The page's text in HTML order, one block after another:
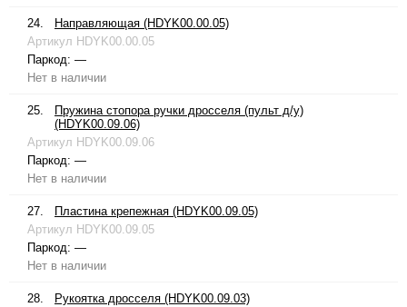
24.
Направляющая (HDYK00.00.05)
Артикул HDYK00.00.05
Паркод: —
Нет в наличии
25.
Пружина стопора ручки дросселя (пульт д/у)
(HDYK00.09.06)
Артикул HDYK00.09.06
Паркод: —
Нет в наличии
27.
Пластина крепежная (HDYK00.09.05)
Артикул HDYK00.09.05
Паркод: —
Нет в наличии
28.
Рукоятка дросселя (HDYK00.09.03)